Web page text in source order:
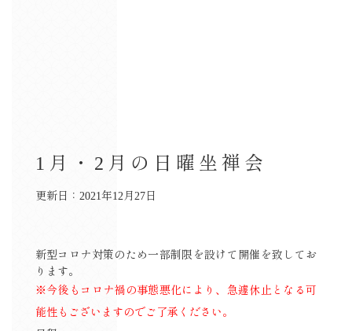
1月・2月の日曜坐禅会
更新日：2021年12月27日
新型コロナ対策のため一部制限を設けて開催を致してお
ります。
※今後もコロナ禍の事態悪化により、急遽休止となる可
能性もございますのでご了承ください。